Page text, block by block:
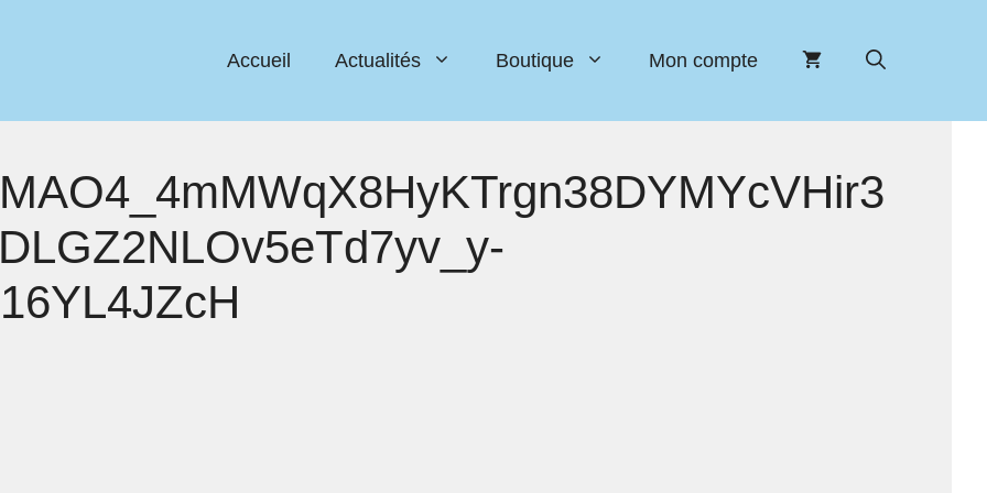
Accueil Actualités Boutique Mon compte